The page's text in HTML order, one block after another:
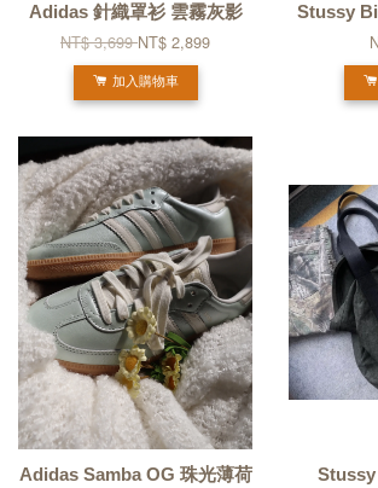
Adidas 針織罩衫 雲霧灰影
NT$ 3,699NT$ 2,899
加入購物車
Stussy
Adidas Samba OG 珠光薄荷
Stussy